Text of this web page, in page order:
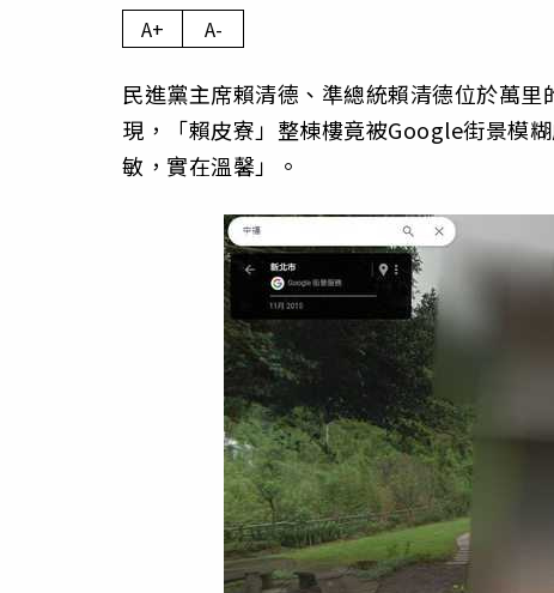
A+ A-
民進黨主席賴清德、準總統賴清德位於萬
現，「賴皮寮」整棟樓竟被Google街景模
敏，實在溫馨」。